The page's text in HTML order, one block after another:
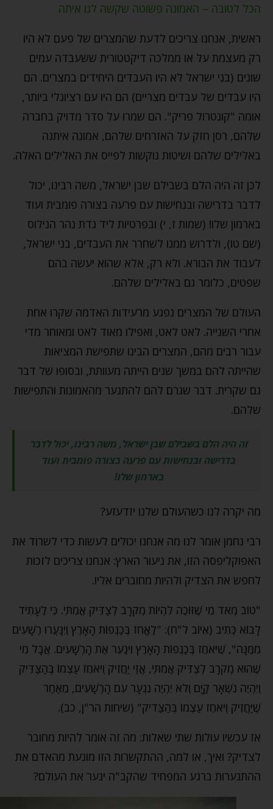
הכל לטובה – האמונה פשוטה שקשה לנו איתה
ראשית, אנחנו צריכים לדעת שהמצרים של פעם לא היו
רק מעצמת על או ממלכה דיקטטורית ששעבדה עמים
שונים (בני ישראל לא היו העבדים היחידים במצרים. הם
היו עבדים של עבדים מצריים) הם היו עם רציונלי ביותר,
אומה "קונטרול פריק". הם שמרו על סדר מדויק בחברה
שלהם, רסן חזק על האזרחים שלהם, אמונה איתנה
באלילים שלהם ושיטות נוקשות לפייס את האלילים האלה.
לכן זה היה הלם בשבילם שבן ישראל, משה רבינו, יכול
לדבר בדרישה ובנחישות עם פרעה בצורה פומבית ועוד
בארמון שלו! (שמות ז, י) ובפרטיות ליד גדת נהר הנילוס
(שם טו), ולדרוש ממנו לשחרר את העבדים, בני ישראל,
לעבוד את הבורא. ולא רק, אלא שהוא יעשה בהם
שפטים, כלומר גם באלילים שלהם.
העולם של המצרים נפגע מרעידות האדמה שקרו אחת
אחרי השנייה. לאט לאט, ואפילו מאוד לאט ומאוחר מדי
עבור רבים מהם, המצרים הבינו שתפישת המציאות
שהייתה להם במשך שנים הייתה מעוותת, ובסופו של דבר
גם שקרית. דבר שגרם להם להתנער מהאמונות והתפישות
שלהם.
זה היה הלם בשבילם שבן ישראל, משה רבינו, יכול לדבר
בדרישה ובנחישות עם פרעה בצורה פומבית ועוד
בארמון שלו!
מה יקרה לנו כשהעולם שלנו יזדעזע?
רבי נחמן אומר לנו מה אנחנו יכולים לעשות כדי לשרוד את
האפוקליפסה הזו, את ניעור הארץ: אנחנו צריכים לזכות
לחפש את הצדיק ולהיות מחוברים אליו.
"טוֹב מְאֹד מִי שֶׁזּוֹכֶה לִהְיוֹת מְקֹרָב לְצַדִּיק אֲמִתִּי. כִּי לֶעָתִיד
לָבוֹא כְּתִיב (אִיּוֹב ל"ח): "לֶאֱחֹז בְּכַנְפוֹת הָאָרֶץ וְיִנָּעֲרוּ רְשָׁעִים
מִמֶּנָּה", שֶׁיֹּאחֵז בְּכַנְפוֹת הָאָרֶץ וִינַעֵר אֶת הָרְשָׁעִים. אֲבָל מִי
שֶׁהוּא מְקֹרָב לְצַדִּיק אֲמִתִּי, אֲזַי יַחֲזִיק וְיֹאחֵז עַצְמוֹ בְּהַצַּדִּיק
וְיִהְיֶה נִשְׁאָר קַיָּם וְלֹא יִהְיֶה נִנְעָר עִם הָרְשָׁעִים, מֵאַחַר
שֶׁיַּחֲזִיק וְיֹאחֵז עַצְמוֹ בְּהַצַּדיק" (שיחות הר"ן, כב).
אז עכשיו עולות שתי שאלות: מה זה אומר להיות מחובר
לצדיק? ואיך, או למה, ההתקשרות הזו מונעת מהאדם את
ההתנערות ברגע המפחיד שהקב"ה ינער את העולם?